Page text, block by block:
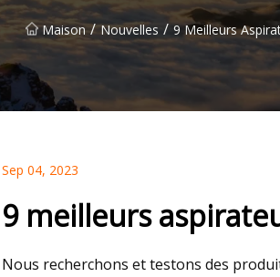
Maison / Nouvelles / 9 Meilleurs
Sep 04, 2023
9 meilleurs
Nous recherchons et testons des